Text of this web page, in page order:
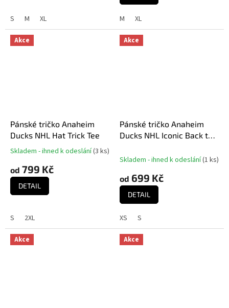
S M XL M XL
Akce
Pánské tričko Anaheim
Ducks NHL Hat Trick Tee
Průměrné
produktu
je
5,0
hvězdiček.
Skladem - ihned k odeslání(3 ks)
od 799 Kč
DETAIL
S 2XL
Akce
Pánské tričko Anaheim
Ducks NHL Iconic Back to
Skladem - ihned k odeslání(1 ks)
od 699 Kč
DETAIL
XS S
Akce Akce